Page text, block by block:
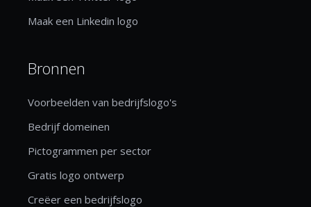
Maak een Linkedin logo
Bronnen
Voorbeelden van bedrijfslogo's
Bedrijf domeinen
Pictogrammen per sector
Gratis logo ontwerp
Creëer een bedrijfslogo